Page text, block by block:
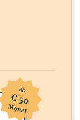
ab
€ 50
Monat